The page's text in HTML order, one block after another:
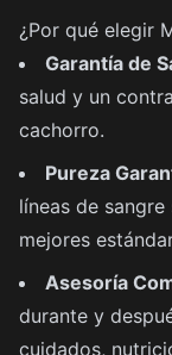
¿Por qué elegir
Garantía de
salud y un
cachorro.
Pureza
líneas de
mejores
Asesoría
durante y
cuidados,